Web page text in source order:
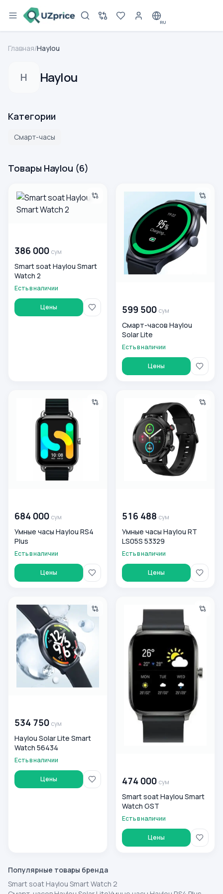
RU
Главная/Haylou
H Haylou
Категории
Смарт-часы
Товары Haylou (6)
Smart soat Haylou Smart Watch 2
386 000 сум
Smart soat Haylou Smart
Watch 2
Есть в наличии
Цены
Смарт-часов Haylou Solar
599 500 сум
Смарт-часов Haylou
Solar Lite
Есть в наличии
Цены
684 000 сум
Умные часы Haylou RS4
Plus
Есть в наличии
Цены
516 488 сум
Умные часы Haylou RT
LS05S 53329
Есть в наличии
Цены
Haylou Solar Lite Smart Watch 56434
534 750 сум
Haylou Solar Lite Smart
Watch 56434
Есть в наличии
Цены 474 000 сум
Smart soat Haylou Smart
Watch GST
Есть в наличии
Цены
Популярные товары бренда
Smart soat Haylou Smart Watch 2